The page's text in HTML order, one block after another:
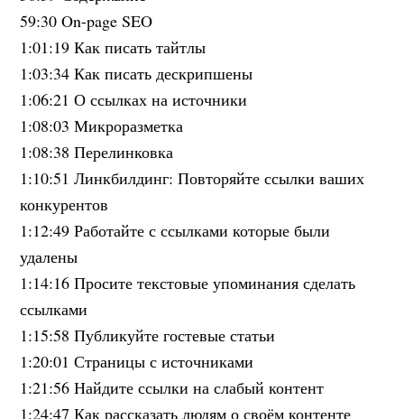
59:30 On-page SEO
1:01:19 Как писать тайтлы
1:03:34 Как писать дескрипшены
1:06:21 О ссылках на источники
1:08:03 Микроразметка
1:08:38 Перелинковка
1:10:51 Линкбилдинг: Повторяйте ссылки ваших
конкурентов
1:12:49 Работайте с ссылками которые были
удалены
1:14:16 Просите текстовые упоминания сделать
ссылками
1:15:58 Публикуйте гостевые статьи
1:20:01 Страницы с источниками
1:21:56 Найдите ссылки на слабый контент
1:24:47 Как рассказать людям о своём контенте